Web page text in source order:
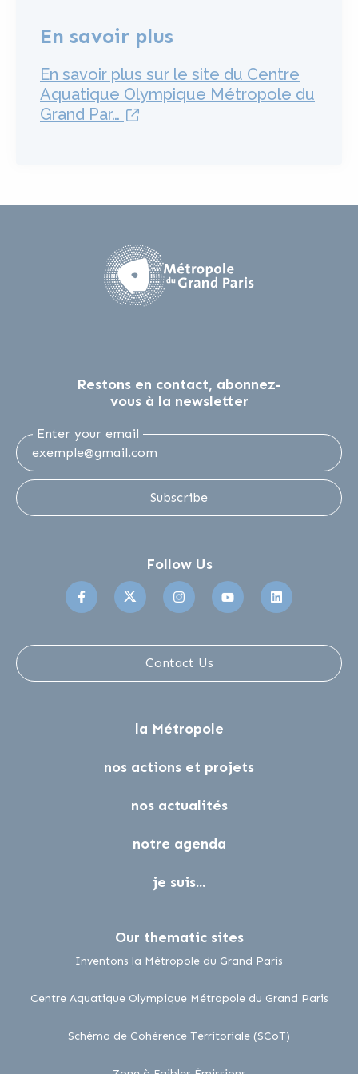
En savoir plus
En savoir plus sur le site du Centre
Aquatique Olympique Métropole du
Grand Par… lien externe
Restons en contact, abonnez-
vous à la newsletter
Enter your email
Subscribe
Follow Us
Suivez-nous sur Facebook
Suivez-nous sur Twitter
Suivez-nous surSuivez-nous sur
Contact Us
la Métropole
nos actions et projets
nos actualités
notre agenda
je suis...
Our thematic sites
Inventons la Métropole du Grand Paris
Centre Aquatique Olympique Métropole du Grand Parislien
Schéma de Cohérence Territoriale (SCoT)